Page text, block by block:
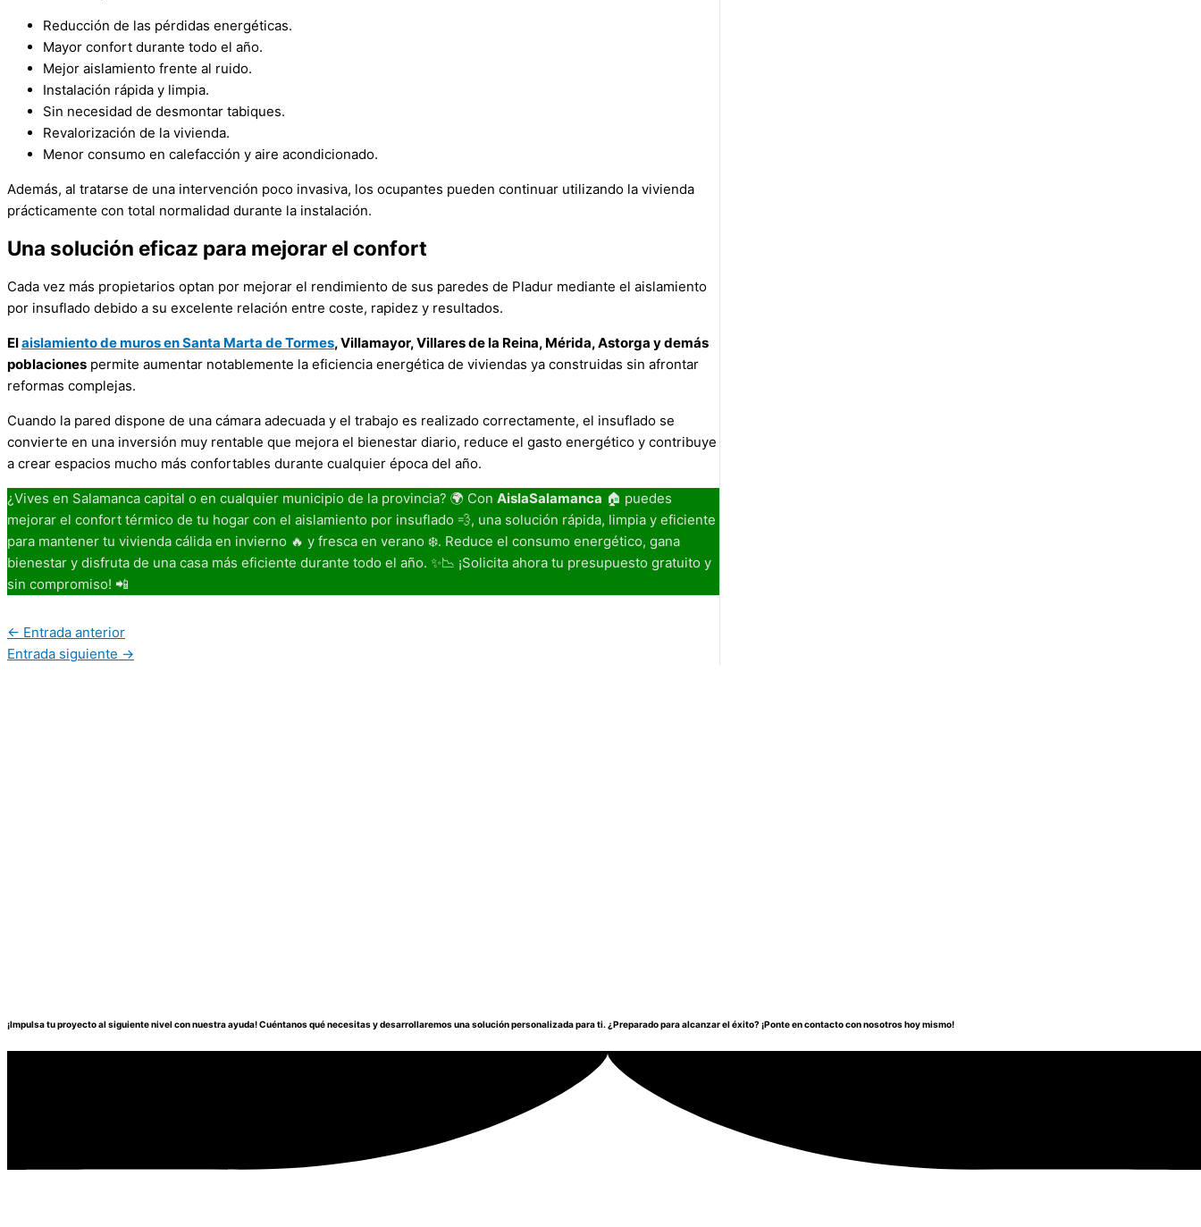
Reducción de las pérdidas energéticas.
Mayor confort durante todo el año.
Mejor aislamiento frente al ruido.
Instalación rápida y limpia.
Sin necesidad de desmontar tabiques.
Revalorización de la vivienda.
Menor consumo en calefacción y aire acondicionado.
Además, al tratarse de una intervención poco invasiva, los ocupantes pueden continuar utilizando la vivienda
prácticamente con total normalidad durante la instalación.
Una solución eficaz para mejorar el confort
Cada vez más propietarios optan por mejorar el rendimiento de sus paredes de Pladur mediante el aislamiento
por insuflado debido a su excelente relación entre coste, rapidez y resultados.
Elaislamiento de muros en Santa Marta de Tormes, Villamayor, Villares de la Reina, Mérida, Astorga y demás
poblaciones permite aumentar notablemente la eficiencia energética de viviendas ya construidas sin afrontar
reformas complejas.
Cuando la pared dispone de una cámara adecuada y el trabajo es realizado correctamente, el insuflado se
convierte en una inversión muy rentable que mejora el bienestar diario, reduce el gasto energético y contribuye
a crear espacios mucho más confortables durante cualquier época del año.
¿Vives en Salamanca capital o en cualquier municipio de la provincia? 🌍 Con AislaSalamanca 🏠 puedes
mejorar el confort térmico de tu hogar con el aislamiento por insuflado 💨, una solución rápida, limpia y eficiente
para mantener tu vivienda cálida en invierno 🔥 y fresca en verano ❄️. Reduce el consumo energético, gana
bienestar y disfruta de una casa más eficiente durante todo el año. ✨📉 ¡Solicita ahora tu presupuesto gratuito y
sin compromiso! 📲
← Entrada anterior
Entrada siguiente →
¡Impulsa tu proyecto al siguiente nivel con nuestra ayuda! Cuéntanos qué necesitas y desarrollaremos una solución personalizada para ti. ¿Preparado para alcanzar el éxito? ¡Ponte en contacto con nosotros hoy mismo!